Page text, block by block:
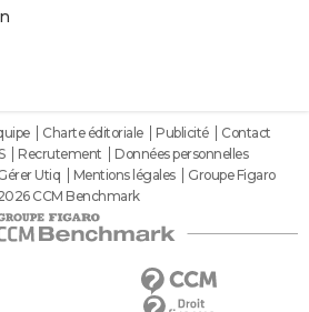
Charte éditoriale Publicité
Contact
Recrutement
Données personnelles
Utiq Mentions légales
Groupe Figaro
CCM Benchmark